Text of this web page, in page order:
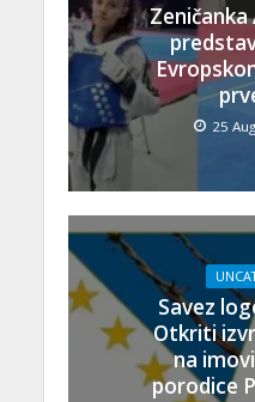
Zeničanka
25
Savez
Otkriti
na
porodice